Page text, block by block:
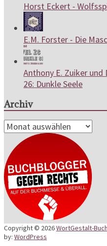
Horst Eckert -
E.M. Forster - Die
Anthony E. Zuiker und
26: Dunkle Seele
Archiv
Archiv
Copyright © 2026WortGestalt-
by: WordPress